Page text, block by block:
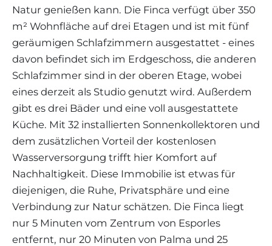
Natur genießen kann. Die Finca verfügt über 350
m² Wohnfläche auf drei Etagen und ist mit fünf
geräumigen Schlafzimmern ausgestattet - eines
davon befindet sich im Erdgeschoss, die anderen
Schlafzimmer sind in der oberen Etage, wobei
eines derzeit als Studio genutzt wird. Außerdem
gibt es drei Bäder und eine voll ausgestattete
Küche. Mit 32 installierten Sonnenkollektoren und
dem zusätzlichen Vorteil der kostenlosen
Wasserversorgung trifft hier Komfort auf
Nachhaltigkeit. Diese Immobilie ist etwas für
diejenigen, die Ruhe, Privatsphäre und eine
Verbindung zur Natur schätzen. Die Finca liegt
nur 5 Minuten vom Zentrum von Esporles
entfernt, nur 20 Minuten von Palma und 25